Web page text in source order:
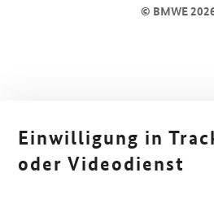
© BMWE
Einwilligung in
oder Videodienst